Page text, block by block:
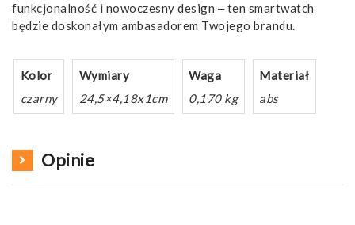
funkcjonalność i nowoczesny design ‒ ten smartwatch
będzie doskonałym ambasadorem Twojego brandu.
Kolor
czarny
Wymiary
24,5×4,18x1cm
Waga
0,170 kg
Materiał
abs
Opinie